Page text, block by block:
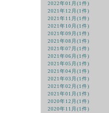
2022年01月(1件)
2021年12月(1件)
2021年11月(1件)
2021年10月(1件)
2021年09月(1件)
2021年08月(1件)
2021年07月(1件)
2021年06月(1件)
2021年05月(1件)
2021年04月(1件)
2021年03月(1件)
2021年02月(1件)
2021年01月(1件)
2020年12月(1件)
2020年11月(1件)